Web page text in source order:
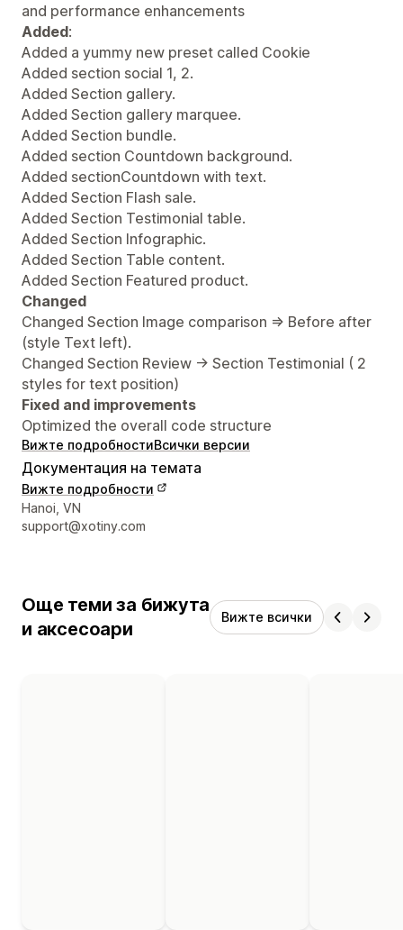
and performance enhancements
Added:
Added a yummy new preset called Cookie
Added section social 1, 2.
Added Section gallery.
Added Section gallery marquee.
Added Section bundle.
Added section Countdown background.
Added sectionCountdown with text.
Added Section Flash sale.
Added Section Testimonial table.
Added Section Infographic.
Added Section Table content.
Added Section Featured product.
Changed
Changed Section Image comparison => Before after
(style Text left).
Changed Section Review -> Section Testimonial ( 2
styles for text position)
Fixed and improvements
Optimized the overall code structure
Вижте подробностиВсички версии
Документация на темата
Вижте подробности
Данни за връзка с дизайнера
Hanoi, VN
support@xotiny.com
Още теми за бижута
и аксесоари
Вижте всички